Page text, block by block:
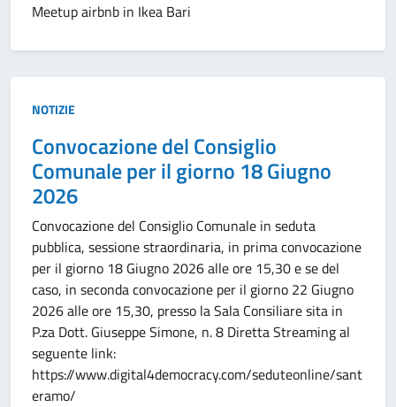
Meetup airbnb in Ikea Bari
Tipo:
NOTIZIE
Convocazione del Consiglio
Comunale per il giorno 18 Giugno
2026
Convocazione del Consiglio Comunale in seduta
pubblica, sessione straordinaria, in prima convocazione
per il giorno 18 Giugno 2026 alle ore 15,30 e se del
caso, in seconda convocazione per il giorno 22 Giugno
2026 alle ore 15,30, presso la Sala Consiliare sita in
P.za Dott. Giuseppe Simone, n. 8 Diretta Streaming al
seguente link:
https://www.digital4democracy.com/seduteonline/sant
eramo/